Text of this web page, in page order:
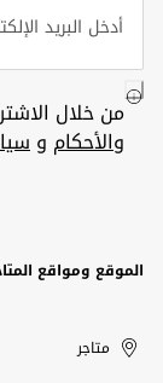
من خلال
والأحكام و
الموقع ومواقع
United
Arab
Kuwait
الإمارات
العربية
الكويت
متاجر